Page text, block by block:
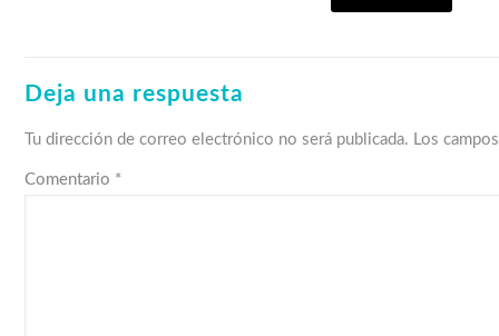
Deja una respuesta
Tu dirección de correo electrónico no será publicada. Los
Comentario *